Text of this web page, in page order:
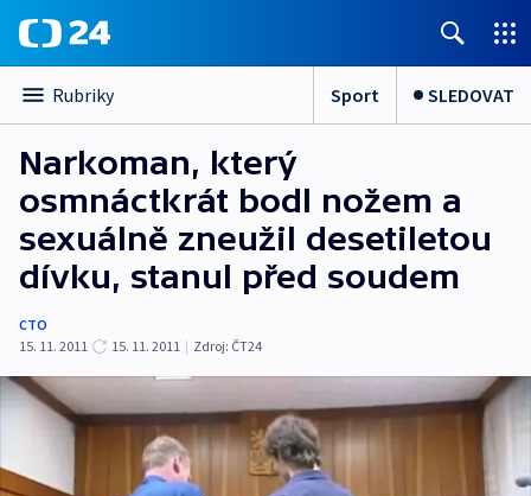
Rubriky Sport SLEDOVAT
Narkoman, který
osmnáctkrát bodl nožem a
sexuálně zneužil desetiletou
dívku, stanul před soudem
CTO
15. 11. 2011
15. 11. 2011 | Zdroj: ČT24